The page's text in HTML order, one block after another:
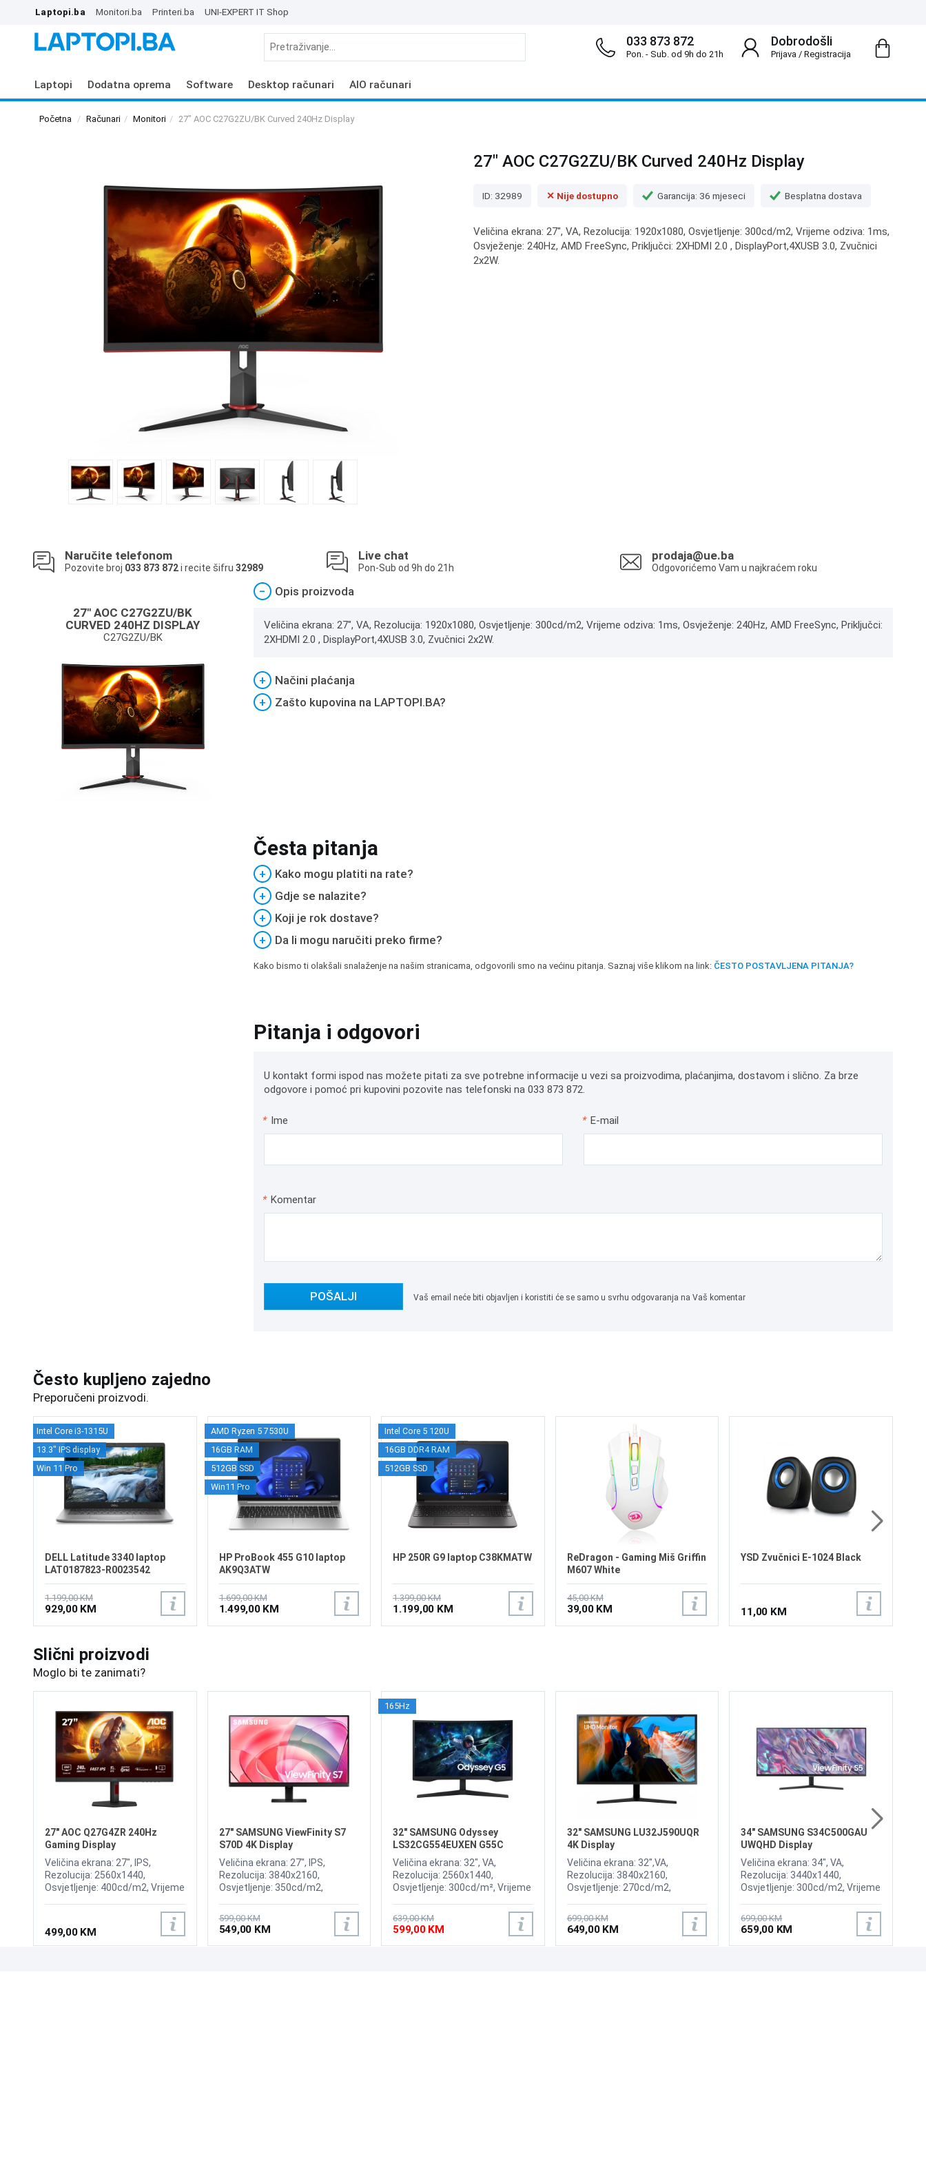
Laptopi.ba Monitori.ba Printeri.ba UNI-EXPERT IT Shop
Dobrodošli
Prijava/ Registracija
033 873 872
Pon. - Sub. od 9h do 21h
Laptopi Dodatna oprema Software Desktop računari AIO računari
Početna Računari Monitori 27" AOC C27G2ZU/BK Curved 240Hz Display
27" AOC C27G2ZU/BK Curved 240Hz Display
ID: 32989 ✕ Nije dostupno Garancija: 36 mjeseci Besplatna dostava
Veličina ekrana: 27", VA, Rezolucija: 1920x1080, Osvjetljenje: 300cd/m2, Vrijeme odziva: 1ms,
Osvježenje: 240Hz, AMD FreeSync, Priključci: 2XHDMI 2.0 , DisplayPort,4XUSB 3.0, Zvučnici
2x2W.
Naručite telefonom
Pozovite broj 033 873 872i recite šifru 32989
Live chat
Pon-Sub od 9h do 21h
prodaja@ue.ba
Odgovorićemo Vam u najkraćem roku
27" AOC C27G2ZU/BK
CURVED 240HZ DISPLAY
C27G2ZU/BK
− Opis proizvoda
Veličina ekrana: 27", VA, Rezolucija: 1920x1080, Osvjetljenje: 300cd/m2, Vrijeme odziva: 1ms, Osvježenje: 240Hz, AMD FreeSync, Priključci:
2XHDMI 2.0 , DisplayPort,4XUSB 3.0, Zvučnici 2x2W.
+
Načini plaćanja
+
Zašto kupovina na LAPTOPI.BA?
Česta pitanja
+
Kako mogu platiti na rate?
+
Gdje se nalazite?
+
Koji je rok dostave?
+
Da li mogu naručiti preko firme?
Kako bismo ti olakšali snalaženje na našim stranicama, odgovorili smo na većinu pitanja. Saznaj više klikom na link: ČESTO POSTAVLJENA PITANJA?
Pitanja i odgovori
U kontakt formi ispod nas možete pitati za sve potrebne informacije u vezi sa proizvodima, plaćanjima, dostavom i slično. Za brze
odgovore i pomoć pri kupovini pozovite nas telefonski na 033 873 872.
* Ime * E-mail
* Komentar
POŠALJI Vaš email neće biti objavljen i koristiti će se samo u svrhu odgovaranja na Vaš komentar
Često kupljeno zajedno
Preporučeni proizvodi.
Intel Core i3-1315U
13.3" IPS display
Win 11 Pro
DELL Latitude 3340 laptop
LAT0187823-R0023542
1.199,00 KM
929,00 KM
AMD Ryzen 5 7530U
16GB RAM
512GB SSD
Win11 Pro
HP ProBook 455 G10 laptop
AK9Q3ATW
1.699,00 KM
1.499,00 KM
Intel Core 5 120U
16GB DDR4 RAM
512GB SSD
HP 250R G9 laptop C38KMATW
1.399,00 KM
1.199,00 KM
ReDragon - Gaming Miš Griffin
M607 White
45,00 KM
39,00 KM
YSD Zvučnici E-1024 Black
11,00 KM
Slični proizvodi
Moglo bi te zanimati?
27" AOC Q27G4ZR 240Hz
Gaming Display
Veličina ekrana: 27", IPS,
Rezolucija: 2560x1440,
Osvjetljenje: 400cd/m2, Vrijeme
Osvježenje: 240Hz, Adaptive
Sync, G-SYNC, Priključci: HDMI
2x 2.0, DisplayPort 1.4,
Zvučnici:2x2W
499,00 KM
27" SAMSUNG ViewFinity S7
S70D 4K Display
Veličina ekrana: 27", IPS,
Rezolucija: 3840x2160,
Osvjetljenje: 350cd/m2,
FreeSync, Vrijeme odziva: 5ms,
Priključci: HDMI, Displayport
599,00 KM
549,00 KM
165Hz
32" SAMSUNG Odyssey
LS32CG554EUXEN G55C
165Hz Gaming Curved Display
Veličina ekrana: 32", VA,
Rezolucija: 2560x1440,
Osvjetljenje: 300cd/m², Vrijeme
165Hz, HDR10, AMD FreeSync
Premium Pro, 1000R Curvature,
Priključci: HDMI, DisplayPort
639,00 KM
599,00 KM
32" SAMSUNG LU32J590UQR
4K Display
Veličina ekrana: 32",VA,
Rezolucija: 3840x2160,
Osvjetljenje: 270cd/m2,
60Hz, AMD FreeSync, Vrijeme
odziva: 4 ms, Priključci: 2xHDMI,
Displayport
699,00 KM
649,00 KM
34" SAMSUNG S34C500GAU
UWQHD Display
Veličina ekrana: 34", VA,
Rezolucija: 3440x1440,
Osvjetljenje: 300cd/m2, Vrijeme
100Hz,AMD FreeSync, Priključci:
2xHDMI 2.0, DisplayPort
699,00 KM
659,00 KM